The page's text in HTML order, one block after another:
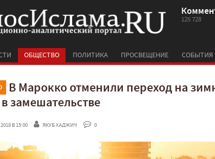
125 728
ОБЩЕСТВО ПОЛИТИКА ПРОСВЕЩЕНИЕ СОБЫТИЯ
В Марокко отменили переход на
замешательстве
В 15:00 ЯКУБ ХАДЖИЧ 0